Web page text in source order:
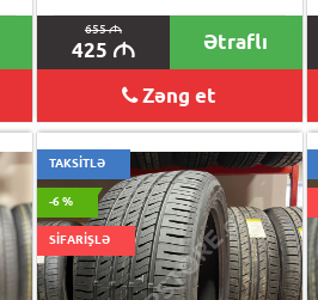
655M
425 M Ətraflı
Zəng et
TAKSİTLƏ
-6 %
SİFARİŞLƏ